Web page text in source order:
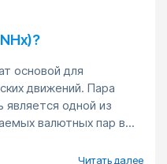
основой для
движений. Пара
одной из
валютных пар в...
Читать далее